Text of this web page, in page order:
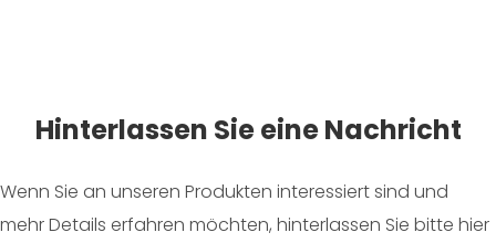
Hinterlassen Sie eine Nachricht
Wenn Sie an unseren Produkten interessiert sind und
mehr Details erfahren möchten, hinterlassen Sie bitte hier